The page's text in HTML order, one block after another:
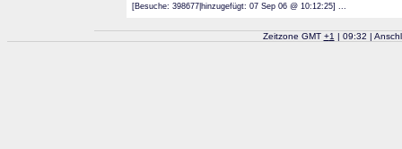
[Besuche: 398677|hinzugefügt: 07 Sep 06 @ 10:12:25] ...
Zeitzone GMT +1 | 09:32 |